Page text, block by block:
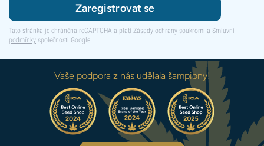
Zaregistrovat se
Tato stránka je chráněna reCAPTCHA a platí Zásady ochrany soukromí a Smluvní
podmínky společnosti Google.
Vaše podpora z nás udělala šampiony!